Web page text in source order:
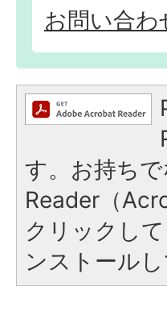
お問い合わ
す。お持ち
Reader（
クリックし
ンストールし